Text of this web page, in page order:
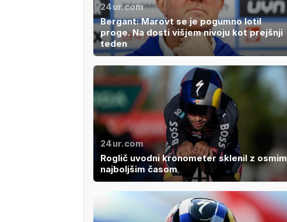
24ur.com
Bergant: Marovt se je pogumno lotil
proge. Na dosti višjem nivoju kot prejšnji
teden
24ur.com
Roglič uvodni kronometer sklenil z osmim
najboljšim časom